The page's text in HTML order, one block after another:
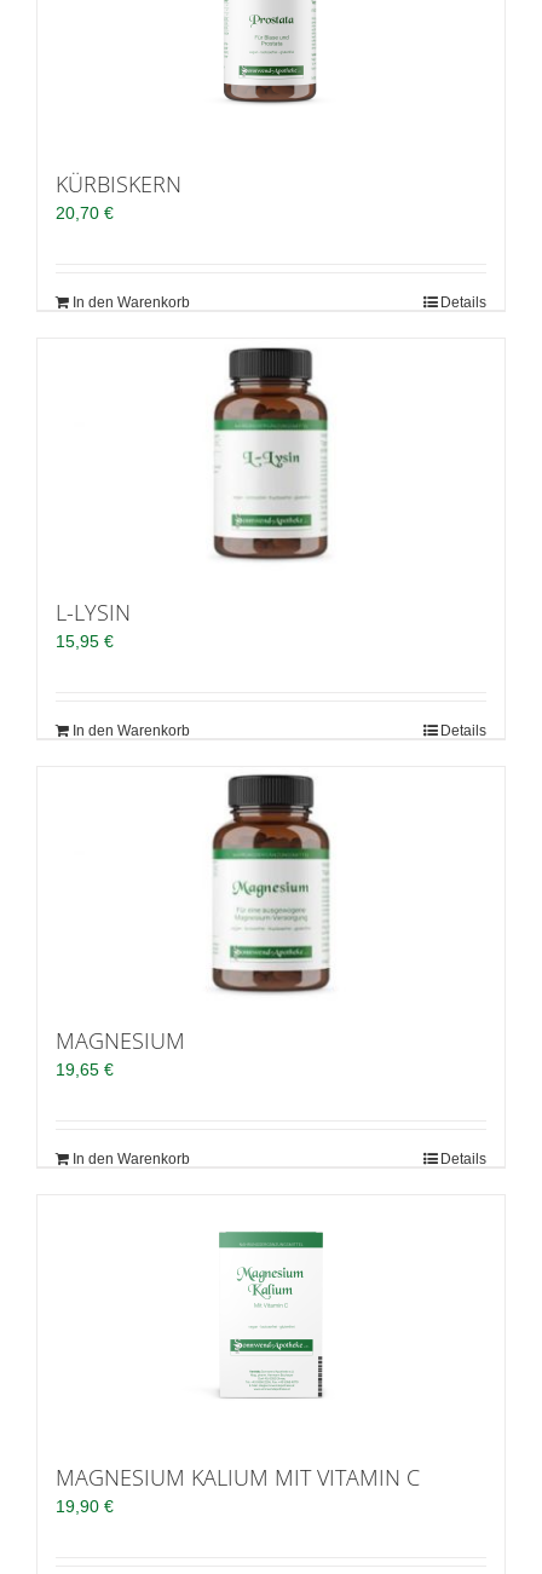
KÜRBISKERN
20,70 €
In den Warenkorb Details
L-LYSIN
15,95 €
In den Warenkorb Details
MAGNESIUM
19,65 €
In den Warenkorb Details
MAGNESIUM KALIUM MIT VITAMIN C
19,90 €